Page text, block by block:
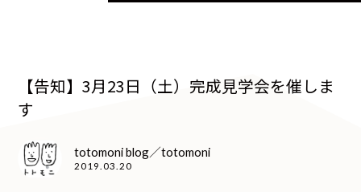
【告知】3月23日（土）完成見学会を催しま
す
totomoni blog／totomoni
2019.03.20